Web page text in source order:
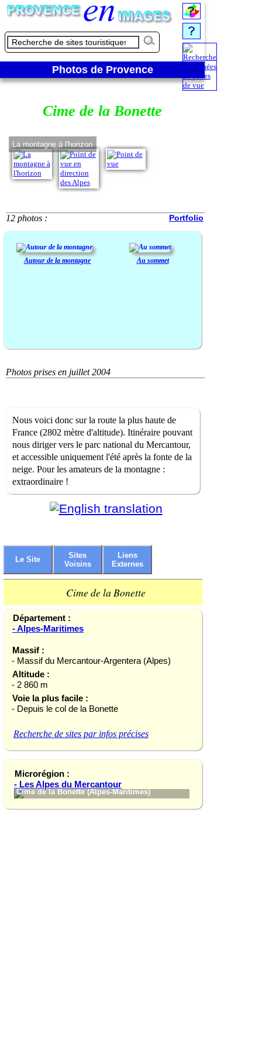
Photos de Provence
Cime de la Bonette
La montagne à l'horizon
12 photos : Portfolio
Autour de la montagne Au sommet
Photos prises en juillet 2004
Nous voici donc sur la route la plus haute de
France (2802 mètre d'altitude). Itinéraire pouvant
nous diriger vers le parc national du Mercantour,
et accessible uniquement l'été après la fonte de la
neige. Pour les amateurs de la montagne :
extraordinaire !
Le Site
Sites
Voisins
Liens
Externes
Cime de la Bonette
Département :
- Alpes-Maritimes
Massif :
- Massif du Mercantour-Argentera (Alpes)
Altitude :
- 2 860 m
Voie la plus facile :
- Depuis le col de la Bonette
Recherche de sites par infos précises
Microrégion :
- Les Alpes du Mercantour
Cime de la Bonette (Alpes-Maritimes)